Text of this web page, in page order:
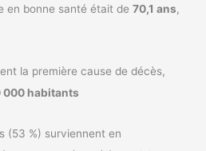
en bonne santé était de70,1 ans,
la première cause de décès,
000 habitants
(53 %) surviennent en